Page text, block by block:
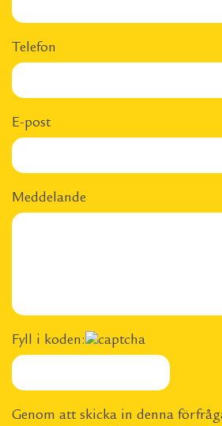
Telefon
E-post
Meddelande
Fyll i koden:
Genom att skicka in denna